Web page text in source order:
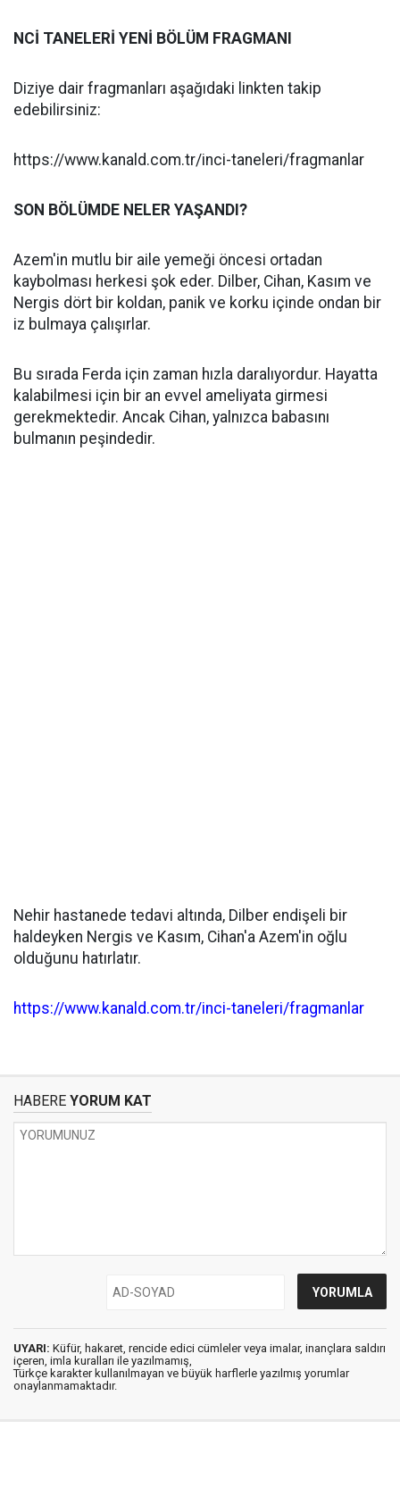
NCİ TANELERİ YENİ BÖLÜM FRAGMANI
Diziye dair fragmanları aşağıdaki linkten takip
edebilirsiniz:
https://www.kanald.com.tr/inci-taneleri/fragmanlar
SON BÖLÜMDE NELER YAŞANDI?
Azem'in mutlu bir aile yemeği öncesi ortadan
kaybolması herkesi şok eder. Dilber, Cihan, Kasım ve
Nergis dört bir koldan, panik ve korku içinde ondan bir
iz bulmaya çalışırlar.
Bu sırada Ferda için zaman hızla daralıyordur. Hayatta
kalabilmesi için bir an evvel ameliyata girmesi
gerekmektedir. Ancak Cihan, yalnızca babasını
bulmanın peşindedir.
Nehir hastanede tedavi altında, Dilber endişeli bir
haldeyken Nergis ve Kasım, Cihan'a Azem'in oğlu
olduğunu hatırlatır.
https://www.kanald.com.tr/inci-taneleri/fragmanlar
HABERE YORUM KAT
UYARI: Küfür, hakaret, rencide edici cümleler veya imalar, inançlara saldırı
içeren, imla kuralları ile yazılmamış,
Türkçe karakter kullanılmayan ve büyük harflerle yazılmış yorumlar
onaylanmamaktadır.